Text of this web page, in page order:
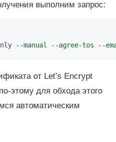
выполним запрос:
--manual --agree-tos --
от Let’s Encrypt
этому для обхода этого
автоматическим